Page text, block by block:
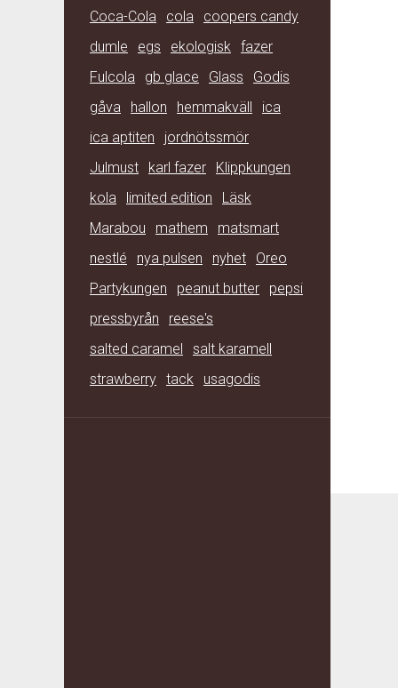
Coca-Cola
cola
coopers candy
dumle
egs ekologisk fazer
Fulcola
gb glace Glass
Godis
gåva
hallon hemmakväll
ica
ica aptiten
jordnötssmör
Julmust
karl fazer
Klippkungen
kola
limited edition
Läsk
Marabou
mathem
matsmart
nestlé
nya pulsen nyhet
Oreo
Partykungen
peanut butter
pepsi
pressbyrån
reese's
salted caramel
salt karamell
strawberry tack usagodis